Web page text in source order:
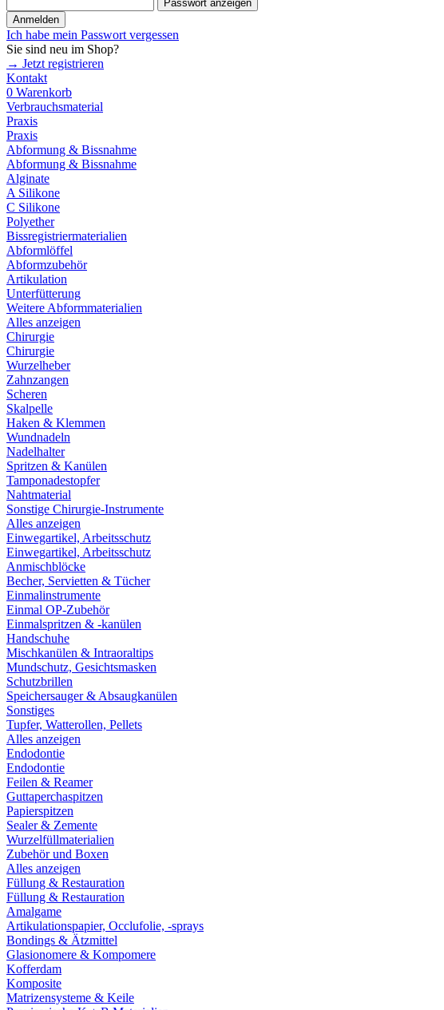
Passwort anzeigen
Anmelden
Ich habe mein Passwort vergessen
Sie sind neu im Shop?
→ Jetzt registrieren
Kontakt
0 Warenkorb
Verbrauchsmaterial
Praxis
Praxis
Abformung & Bissnahme
Abformung & Bissnahme
Alginate
A Silikone
C Silikone
Polyether
Bissregistriermaterialien
Abformlöffel
Abformzubehör
Artikulation
Unterfütterung
Weitere Abformmaterialien
Alles anzeigen
Chirurgie
Chirurgie
Wurzelheber
Zahnzangen
Scheren
Skalpelle
Haken & Klemmen
Wundnadeln
Nadelhalter
Spritzen & Kanülen
Tamponadestopfer
Nahtmaterial
Sonstige Chirurgie-Instrumente
Alles anzeigen
Einwegartikel, Arbeitsschutz
Einwegartikel, Arbeitsschutz
Anmischblöcke
Becher, Servietten & Tücher
Einmalinstrumente
Einmal OP-Zubehör
Einmalspritzen & -kanülen
Handschuhe
Mischkanülen & Intraoraltips
Mundschutz, Gesichtsmasken
Schutzbrillen
Speichersauger & Absaugkanülen
Sonstiges
Tupfer, Watterollen, Pellets
Alles anzeigen
Endodontie
Endodontie
Feilen & Reamer
Guttaperchaspitzen
Papierspitzen
Sealer & Zemente
Wurzelfüllmaterialien
Zubehör und Boxen
Alles anzeigen
Füllung & Restauration
Füllung & Restauration
Amalgame
Artikulationspapier, Occlufolie, -sprays
Bondings & Ätzmittel
Glasionomere & Kompomere
Kofferdam
Komposite
Matrizensysteme & Keile